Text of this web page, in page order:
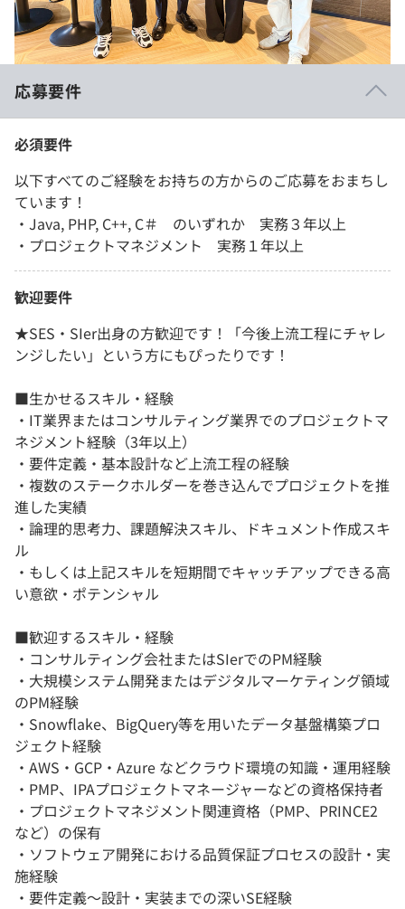
応募要件
必須要件
以下すべてのご経験をお持ちの方からのご応募をおまちし
ています！
・Java, PHP, C++, C＃ のいずれか 実務３年以上
・プロジェクトマネジメント 実務１年以上
歓迎要件
★SES・SIer出身の方歓迎です！「今後上流工程にチャレ
ンジしたい」という方にもぴったりです！
■生かせるスキル・経験
・IT業界またはコンサルティング業界でのプロジェクトマ
ネジメント経験（3年以上）
・要件定義・基本設計など上流工程の経験
・複数のステークホルダーを巻き込んでプロジェクトを推
進した実績
・論理的思考力、課題解決スキル、ドキュメント作成スキ
ル
・もしくは上記スキルを短期間でキャッチアップできる高
い意欲・ポテンシャル
■歓迎するスキル・経験
・コンサルティング会社またはSIerでのPM経験
・大規模システム開発またはデジタルマーケティング領域
のPM経験
・Snowflake、BigQuery等を用いたデータ基盤構築プロ
ジェクト経験
・AWS・GCP・Azure などクラウド環境の知識・運用経験
・PMP、IPAプロジェクトマネージャーなどの資格保持者
・プロジェクトマネジメント関連資格（PMP、PRINCE2
など）の保有
・ソフトウェア開発における品質保証プロセスの設計・実
施経験
・要件定義〜設計・実装までの深いSE経験